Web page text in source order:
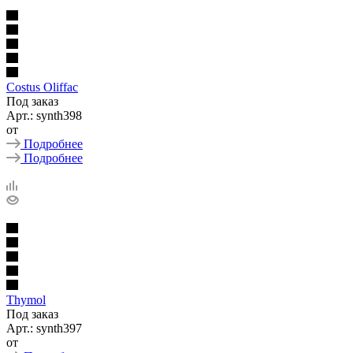
Costus Oliffac
Под заказ
Арт.: synth398
от
Подробнее
Подробнее
Thymol
Под заказ
Арт.: synth397
от